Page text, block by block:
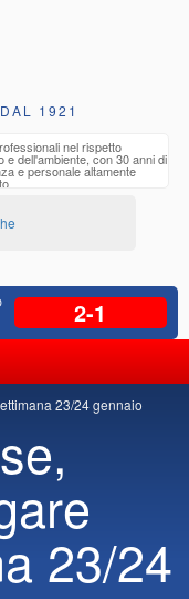
1921
nel rispetto
e dell'ambiente, con 30 anni di
e personale altamente
2-1
23/24 gennaio
23/24